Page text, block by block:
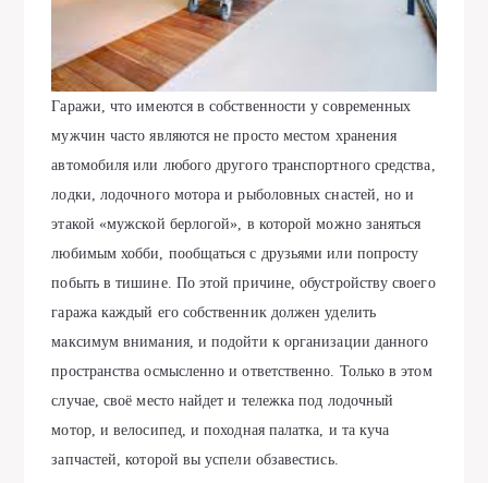
Гаражи, что имеются в собственности у современных
мужчин часто являются не просто местом хранения
автомобиля или любого другого транспортного средства,
лодки, лодочного мотора и рыболовных снастей, но и
этакой «мужской берлогой», в которой можно заняться
любимым хобби, пообщаться с друзьями или попросту
побыть в тишине. По этой причине, обустройству своего
гаража каждый его собственник должен уделить
максимум внимания, и подойти к организации данного
пространства осмысленно и ответственно. Только в этом
случае, своё место найдет и тележка под лодочный
мотор, и велосипед, и походная палатка, и та куча
запчастей, которой вы успели обзавестись.